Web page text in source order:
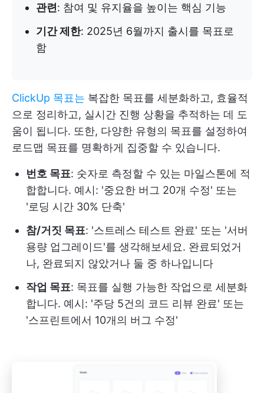
관련 : 참여 및 유지율을 높이는 핵심 기능
기간 제한: 2025년 6월까지 출시를 목표로
함
ClickUp 목표는 복잡한 목표를 세분화하고, 효율적
으로 정리하고, 실시간 진행 상황을 추적하는 데 도
움이 됩니다. 또한, 다양한 유형의 목표를 설정하여
로드맵 목표를 명확하게 집중할 수 있습니다.
번호 목표: 숫자로 측정할 수 있는 마일스톤에 적
합합니다. 예시: '중요한 버그 20개 수정' 또는
'로딩 시간 30% 단축'
참/거짓 목표: '스트레스 테스트 완료' 또는 '서버
용량 업그레이드'를 생각해보세요. 완료되었거
나, 완료되지 않았거나 둘 중 하나입니다
작업 목표: 목표를 실행 가능한 작업으로 세분화
합니다. 예시: '주당 5건의 코드 리뷰 완료' 또는
'스프린트에서 10개의 버그 수정'